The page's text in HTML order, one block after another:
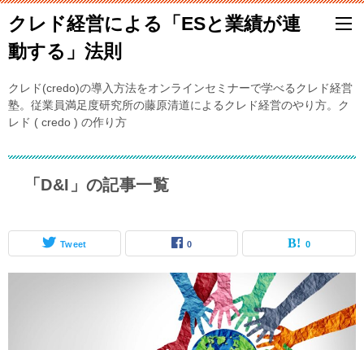
クレド経営による「ESと業績が連
動する」法則
クレド(credo)の導入方法をオンラインセミナーで学べるクレド経営
塾。従業員満足度研究所の藤原清道によるクレド経営のやり方。ク
レド ( credo ) の作り方
「D&I」の記事一覧
Tweet 0 0